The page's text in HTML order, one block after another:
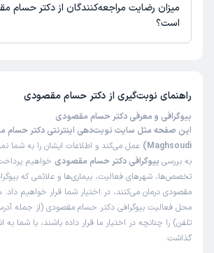
میزان رضایت مراجعه‌کنندگان از دکتر حسام
است؟
راهنمای نوبت‌گیری از دکتر حسام مقصودی
بیوگرافی و معرفی دکتر حسام مقصودی
Maghsoudi)
عمل می‌کند و اطلاعات ایشان را به شما
به بررسی بیوگرافی دکتر حسام مقصودی خواهیم
تخصص‌ها، شهرهای فعالیت، بیماری‌ها و علائمی که
مقصودی درمان می‌کنند، در اختیار شما قرار خواهیم داد.
محل فعالیت بیوگرافی دکتر حسام مقصودی (از جمله
تلفن) را چنانچه در اختیار ما قرار داده باشند، با شما
گذاشت.